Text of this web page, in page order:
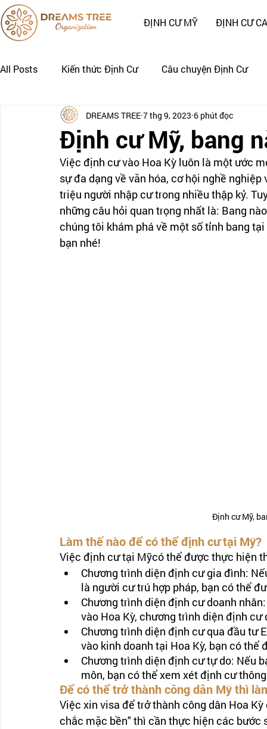
ĐỊNH CƯ MỸ ĐỊNH CƯ
All Posts Kiến thức Định Cư Câu chuyện Định Cư
Nhật Ký Định Cư của Khách Hàng CÂU CHUYỆN
Định cư Mỹ, bang
DREAMS TREE 7 thg 9, 2023 6 phút đọc
Việc định cư vào Hoa Kỳ luôn là một ước
sự đa dạng về văn hóa, cơ hội nghề
triệu người nhập cư trong nhiều thập kỷ.
những câu hỏi quan trọng nhất là: Bang
chúng tôi khám phá về một số tỉnh bang
bạn nhé!
Định cư Mỹ,
Làm thế nào để có thể định cư tại Mỹ?
Việc định cư tại Mỹcó thể được thực hiện
Chương trình diện định cư gia đình:
là người cư trú hợp pháp, bạn có thể
Chương trình diện định cư doanh
vào Hoa Kỳ, chương trình diện định
Chương trình diện định cư qua đầu tư
vào kinh doanh tại Hoa Kỳ, bạn có
Chương trình diện định cư tự do: Nếu
môn, bạn có thể xem xét định cư
Để có thể trở thành công dân Mỹ thì
Việc xin visa để trở thành công dân Hoa
chắc mặc bền" thì cần thực hiện các bước